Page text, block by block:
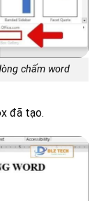
chấm word
đã tạo.